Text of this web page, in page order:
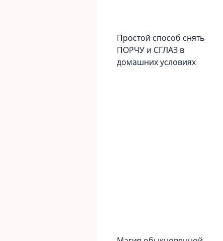
Простой способ снять
ПОРЧУ и СГЛАЗ в
домашних условиях